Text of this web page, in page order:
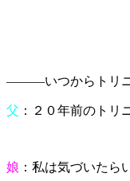
―――いつからトリニ
父 ：２０年前のトリ
娘 ：私は気づいたら